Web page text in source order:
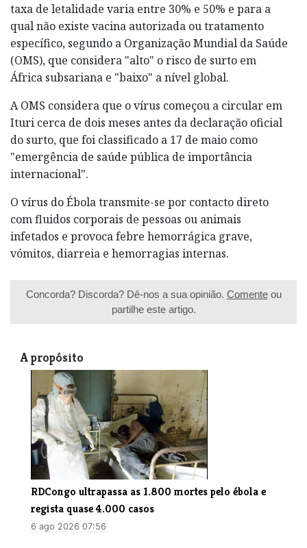
taxa de letalidade varia entre 30% e 50% e para a
qual não existe vacina autorizada ou tratamento
específico, segundo a Organização Mundial da Saúde
(OMS), que considera "alto" o risco de surto em
África subsariana e "baixo" a nível global.
A OMS considera que o vírus começou a circular em
Ituri cerca de dois meses antes da declaração oficial
do surto, que foi classificado a 17 de maio como
"emergência de saúde pública de importância
internacional".
O vírus do Ébola transmite-se por contacto direto
com fluidos corporais de pessoas ou animais
infetados e provoca febre hemorrágica grave,
vómitos, diarreia e hemorragias internas.
Concorda? Discorda? Dê-nos a sua opinião. Comenteou
partilhe este artigo.
A propósito
RDCongo ultrapassa as 1.800 mortes pelo ébola e
regista quase 4.000 casos
6 ago 2026 07:56